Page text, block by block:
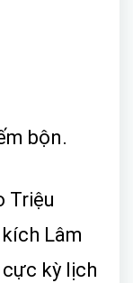
bộn.
Triệu
Lâm
kỳ lịch